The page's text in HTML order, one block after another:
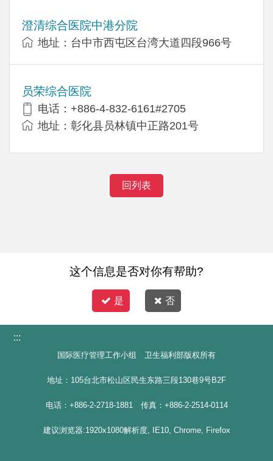
澄清综合医院中港分院
地址：台中市西屯区台湾大道四段966号
员荣综合医院
电话：+886-4-832-6161#2705
地址：彰化县员林镇中正路201号
回列表
这个信息是否对你有帮助?
是 否
:::
国际医疗管理工作小组 卫生福利部版权所有
地址：105台北市松山区民生东路三段130巷9号B2F
电话：+886-2-2718-1881 传真：+886-2-2514-0114
建议浏览器:1920x1080解析度, IE10, Chrome, Firefox